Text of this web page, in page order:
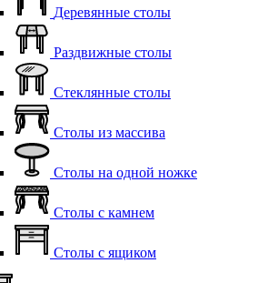
Деревянные столы
Раздвижные столы
Стеклянные столы
Столы из массива
Столы на одной ножке
Столы с камнем
Столы с ящиком